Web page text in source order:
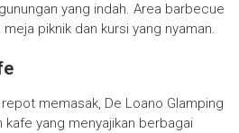
yang indah. Area barbecue
piknik dan kursi yang nyaman.
memasak, De Loano Glamping
yang menyajikan berbagai